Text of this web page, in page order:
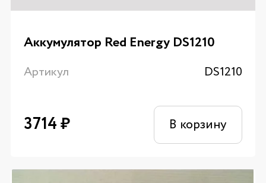
Аккумулятор Red Energy DS1210
Артикул DS1210
3714₽ В корзину